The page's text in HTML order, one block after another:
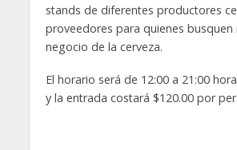
stands de diferentes productores
proveedores para quienes busquen
negocio de la cerveza.
El horario será de 12:00 a 21:00
y la entrada costará $120.00 por